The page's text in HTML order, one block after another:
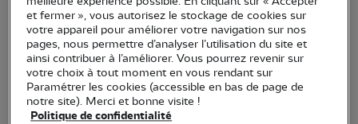
des milieux agricoles et les actions mises en place
pour les protéger.
et fermer », vous autorisez le stockage de cookies sur
votre appareil pour améliorer votre navigation sur nos
pages, nous permettre d’analyser l’utilisation du site et
ainsi contribuer à l’améliorer. Vous pourrez revenir sur
votre choix à tout moment en vous rendant sur
Paramétrer les cookies (accessible en bas de page de
notre site). Merci et bonne visite !
Politique de confidentialité